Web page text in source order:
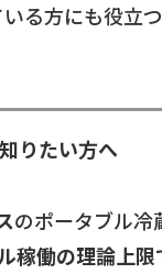
る方にも役立
りたい方へ
のポータブル冷
稼働の理論上